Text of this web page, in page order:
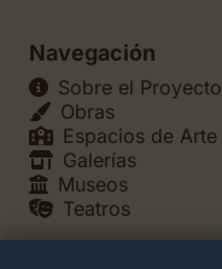
Navegación
Sobre el Proyecto
Obras
Espacios de Arte
Galerías
Museos
Teatros